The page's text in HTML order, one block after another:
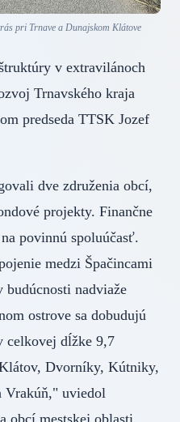
pri Trnave a Dunajskom Klátove
v extravilánoch
Trnavského kraja
predseda TTSK Jozef
dve združenia obcí,
projekty. Finančne
povinnú spoluúčasť.
medzi Špačincami
budúcnosti nadviaže
ostrove sa dobudujú
celkovej dĺžke 9,7
Dvorníky, Kútniky,
Vrakúň," uviedol